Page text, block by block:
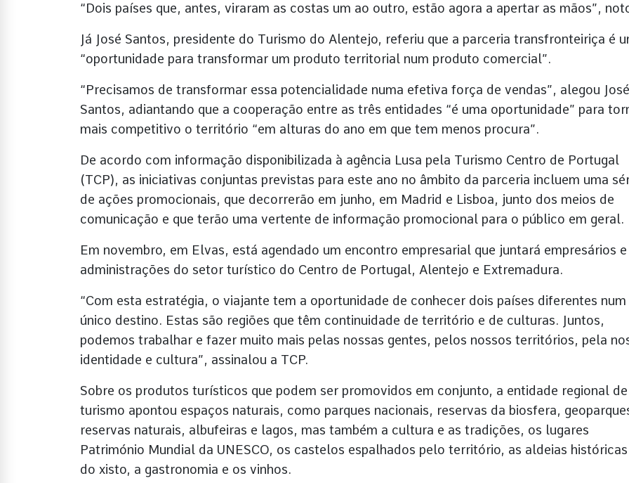
“Dois países que, antes, viraram as costas um ao outro, estão agora a apertar as mãos”,
Já José Santos, presidente do Turismo do Alentejo, referiu que a parceria transfronteiriça é
“oportunidade para transformar um produto territorial num produto comercial”.
“Precisamos de transformar essa potencialidade numa efetiva força de vendas”, alegou José
Santos, adiantando que a cooperação entre as três entidades “é uma oportunidade” para
mais competitivo o território “em alturas do ano em que tem menos procura”.
De acordo com informação disponibilizada à agência Lusa pela Turismo Centro de Portugal
(TCP), as iniciativas conjuntas previstas para este ano no âmbito da parceria incluem uma
de ações promocionais, que decorrerão em junho, em Madrid e Lisboa, junto dos meios de
comunicação e que terão uma vertente de informação promocional para o público em geral.
Em novembro, em Elvas, está agendado um encontro empresarial que juntará empresários e
administrações do setor turístico do Centro de Portugal, Alentejo e Extremadura.
“Com esta estratégia, o viajante tem a oportunidade de conhecer dois países diferentes num
único destino. Estas são regiões que têm continuidade de território e de culturas. Juntos,
podemos trabalhar e fazer muito mais pelas nossas gentes, pelos nossos territórios, pela
identidade e cultura”, assinalou a TCP.
Sobre os produtos turísticos que podem ser promovidos em conjunto, a entidade regional de
turismo apontou espaços naturais, como parques nacionais, reservas da biosfera,
reservas naturais, albufeiras e lagos, mas também a cultura e as tradições, os lugares
Património Mundial da UNESCO, os castelos espalhados pelo território, as aldeias
do xisto, a gastronomia e os vinhos.